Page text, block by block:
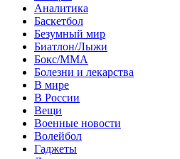
Аналитика
Баскетбол
Безумный мир
Биатлон/Лыжи
Бокс/MMA
Болезни и лекарства
В мире
В России
Вещи
Военные новости
Волейбол
Гаджеты